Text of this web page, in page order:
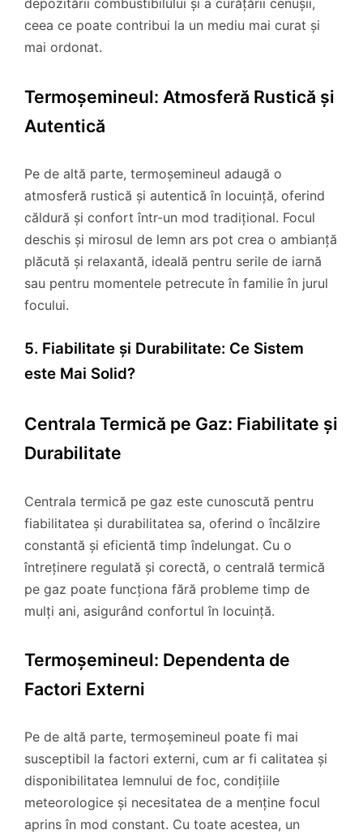
depozitării combustibilului și a curățării cenușii,
ceea ce poate contribui la un mediu mai curat și
mai ordonat.
Termoșemineul: Atmosferă Rustică și
Autentică
Pe de altă parte, termoșemineul adaugă o
atmosferă rustică și autentică în locuință, oferind
căldură și confort într-un mod tradițional. Focul
deschis și mirosul de lemn ars pot crea o ambianță
plăcută și relaxantă, ideală pentru serile de iarnă
sau pentru momentele petrecute în familie în jurul
focului.
5. Fiabilitate și Durabilitate: Ce Sistem
este Mai Solid?
Centrala Termică pe Gaz: Fiabilitate și
Durabilitate
Centrala termică pe gaz este cunoscută pentru
fiabilitatea și durabilitatea sa, oferind o încălzire
constantă și eficientă timp îndelungat. Cu o
întreținere regulată și corectă, o centrală termică
pe gaz poate funcționa fără probleme timp de
mulți ani, asigurând confortul în locuință.
Termoșemineul: Dependenta de
Factori Externi
Pe de altă parte, termoșemineul poate fi mai
susceptibil la factori externi, cum ar fi calitatea și
disponibilitatea lemnului de foc, condițiile
meteorologice și necesitatea de a menține focul
aprins în mod constant. Cu toate acestea, un